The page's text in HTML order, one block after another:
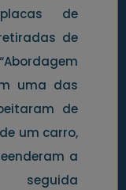
de
de
uma das
de
um carro,
a
seguida